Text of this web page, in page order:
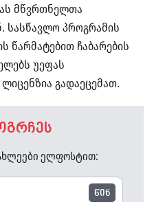
მწვრთნელთა
სასწავლო პროგრამის
წარმატებით ჩაბარების
უეფას
გადაეცემათ.
ელფოსტით:
წინ